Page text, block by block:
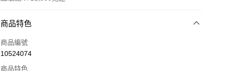
付款方式
信用卡一次付款
商品特色
商品編號
10524074
商品特色